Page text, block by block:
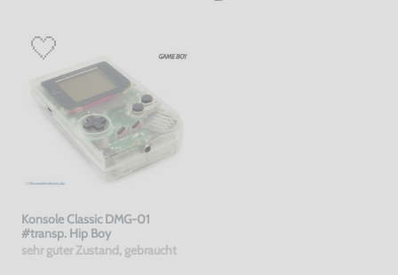
Konsole Classic DMG-01
#transp. Hip Boy
sehr guter Zustand, gebraucht